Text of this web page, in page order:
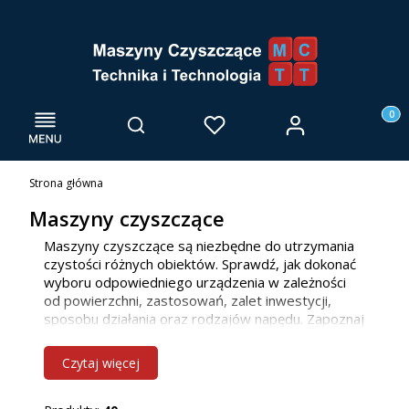
Menu Otwórz wyszukiwarkę
Szukaj Ulubione Zaloguj się
Strona główna
Maszyny czyszczące
Maszyny czyszczące są niezbędne do utrzymania
czystości różnych obiektów. Sprawdź, jak dokonać
wyboru odpowiedniego urządzenia w zależności
od powierzchni, zastosowań, zalet inwestycji,
sposobu działania oraz rodzajów napędu. Zapoznaj
teraz! Jako firma głównie działamy we Wrocławiu i
innych miejscowościach w woj. dolnośląskim, ale
Czytaj więcej